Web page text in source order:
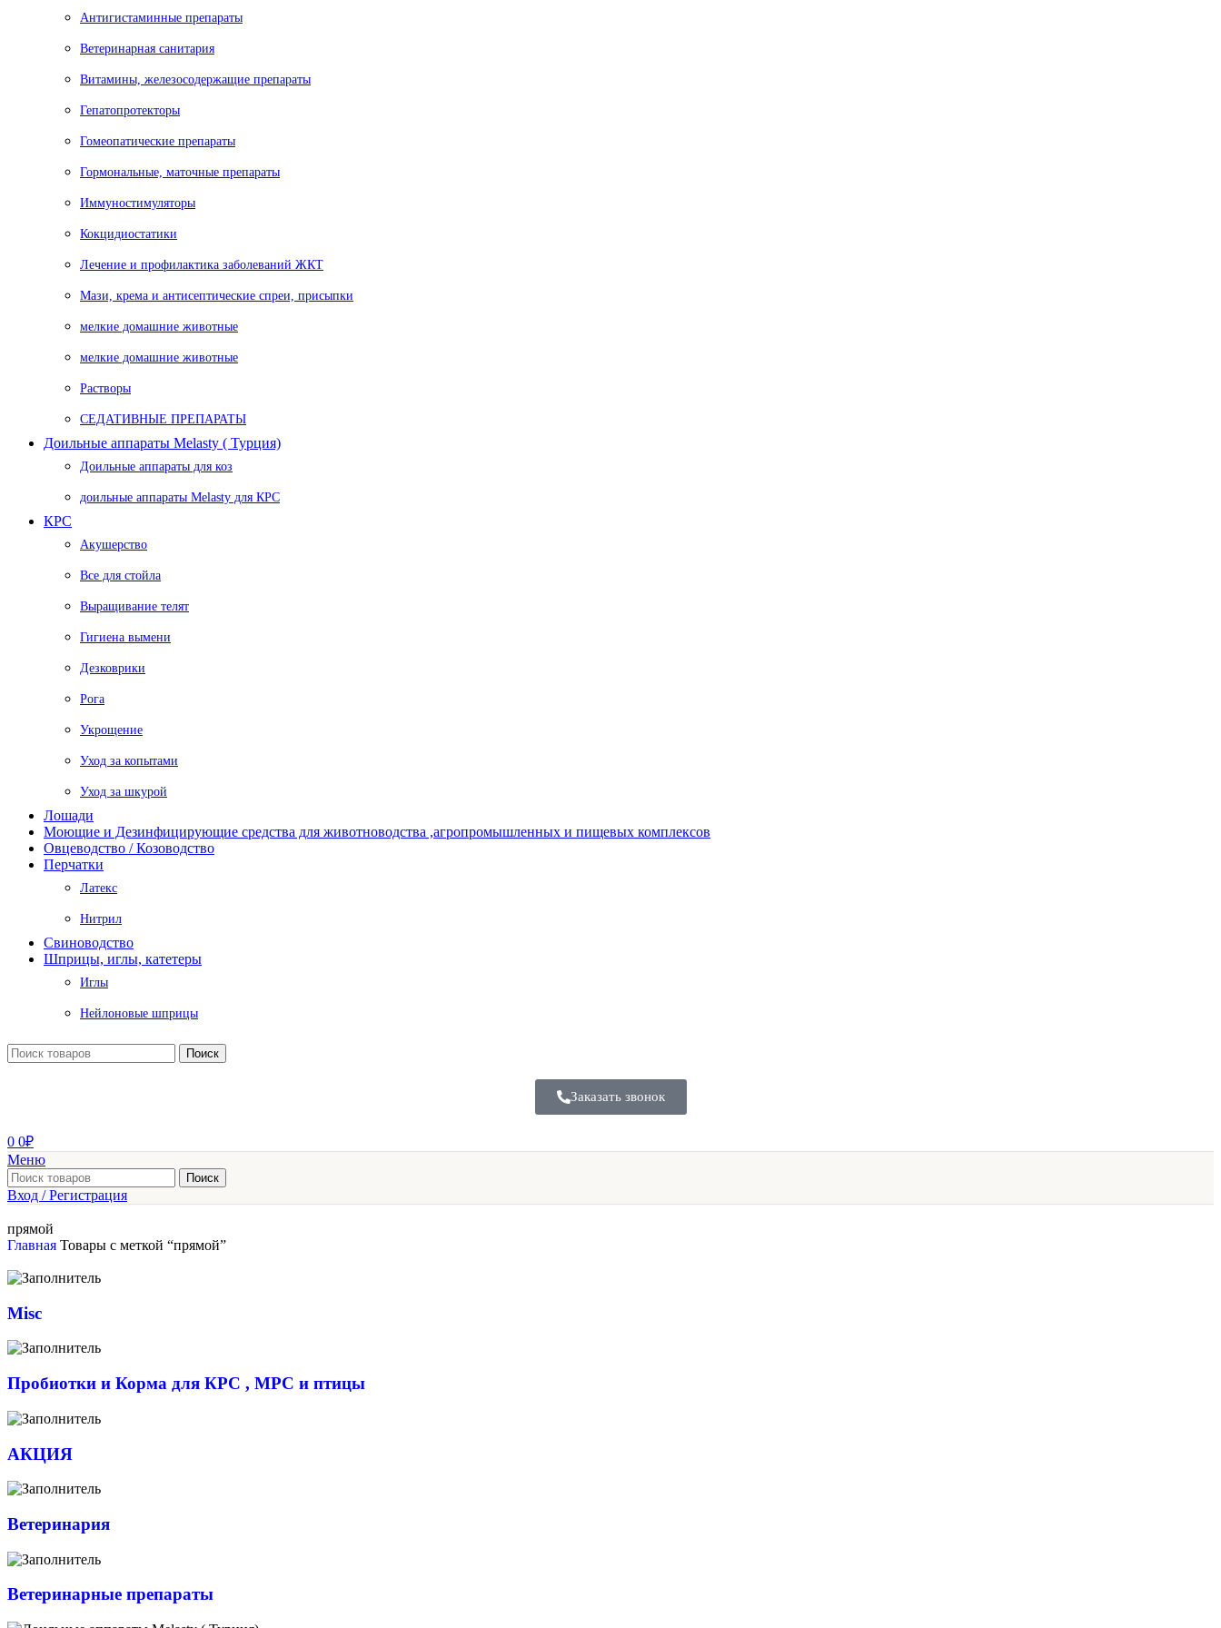
Антигистаминные препараты
Ветеринарная санитария
Витамины, железосодержащие препараты
Гепатопротекторы
Гомеопатические препараты
Гормональные, маточные препараты
Иммуностимуляторы
Кокцидиостатики
Лечение и профилактика заболеваний ЖКТ
Мази, крема и антисептические спреи, присыпки
мелкие домашние животные
мелкие домашние животные
Растворы
СЕДАТИВНЫЕ ПРЕПАРАТЫ
Доильные аппараты Melasty ( Турция)
Доильные аппараты для коз
доильные аппараты Melasty для КРС
КРС
Акушерство
Все для стойла
Выращивание телят
Гигиена вымени
Дезковрики
Рога
Укрощение
Уход за копытами
Уход за шкурой
Лошади
Моющие и Дезинфицирующие средства для животноводства ,агропромышленных и пищевых комплексов
Овцеводство / Козоводство
Перчатки
Латекс
Нитрил
Свиноводство
Шприцы, иглы, катетеры
Иглы
Нейлоновые шприцы
Поиск
Заказать звонок
0 0₽
Меню
Поиск
Вход / Регистрация
прямой
Главная Товары с меткой “прямой”
Misc
Пробиотки и Корма для КРС , МРС и птицы
АКЦИЯ
Ветеринария
Ветеринарные препараты